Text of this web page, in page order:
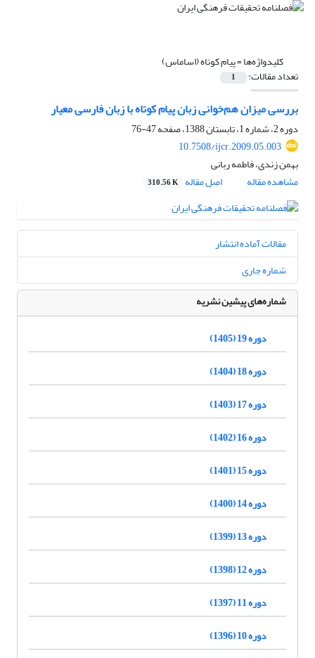
کلیدواژه‌ها =پیام کوتاه (اس‏ام‏اس)
تعداد مقالات: 1
بررسی میزان هم‌خوانی زبان پیام کوتاه با زبان فارسی معیار
دوره 2، شماره 1، تابستان 1388، صفحه
47-76
10.7508/ijcr.2009.05.003
بهمن زندی، فاطمه ربانی
مشاهده مقاله
اصل مقاله 310.56 K
مقالات آماده انتشار
شماره جاری
شماره‌های پیشین نشریه
دوره 19 (1405)
دوره 18 (1404)
دوره 17 (1403)
دوره 16 (1402)
دوره 15 (1401)
دوره 14 (1400)
دوره 13 (1399)
دوره 12 (1398)
دوره 11 (1397)
دوره 10 (1396)